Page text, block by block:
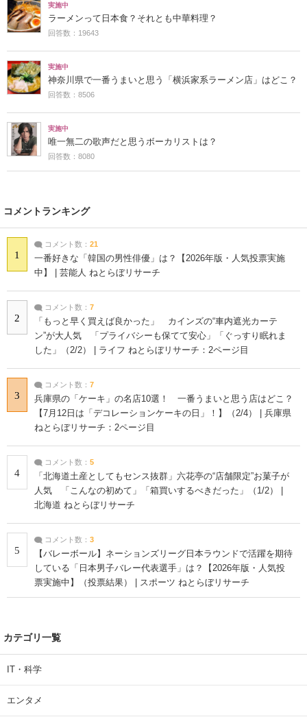
実施中
ラーメンって日本食？それとも中華料理？
回答数：19643
実施中
神奈川県で一番うまいと思う「横浜家系ラーメン店」はどこ？
回答数：8506
実施中
唯一無二の歌声だと思うボーカリストは？
回答数：8080
コメントランキング
1
コメント数： 21
一番好きな「韓国の男性俳優」は？【2026年版・人気投票実施
中】 | 芸能人 ねとらぼリサーチ
2
コメント数： 7
「もっと早く買えば良かった」 カインズの“車内遮光カーテ
ン”が大人気 「プライバシーも保てて安心」「ぐっすり眠れま
した」（2/2） | ライフ ねとらぼリサーチ：2ページ目
3
コメント数： 7
兵庫県の「ケーキ」の名店10選！ 一番うまいと思う店はどこ？
【7月12日は「デコレーションケーキの日」！】（2/4） | 兵庫県
ねとらぼリサーチ：2ページ目
4
コメント数： 5
「北海道土産としてもセンス抜群」六花亭の“店舗限定”お菓子が
人気 「こんなの初めて」「箱買いするべきだった」（1/2） |
北海道 ねとらぼリサーチ
5
コメント数： 3
【バレーボール】ネーションズリーグ日本ラウンドで活躍を期待
している「日本男子バレー代表選手」は？【2026年版・人気投
票実施中】（投票結果） | スポーツ ねとらぼリサーチ
カテゴリ一覧
IT・科学
エンタメ